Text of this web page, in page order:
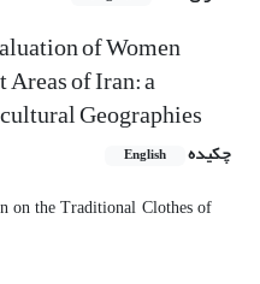
of Women
of Iran: a
Geographies
چکیده English
on the Traditional Clothes of